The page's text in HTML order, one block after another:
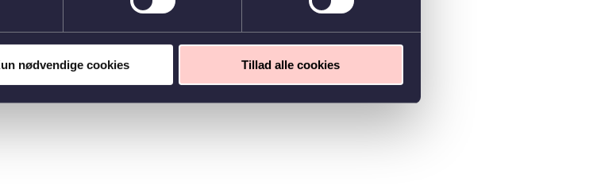
nødvendige cookies Tillad alle cookies